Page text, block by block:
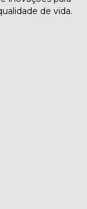
de vida.